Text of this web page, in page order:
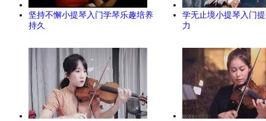
坚持不懈小提琴入门学琴乐趣培养
持久
学无止境小提琴入门
力